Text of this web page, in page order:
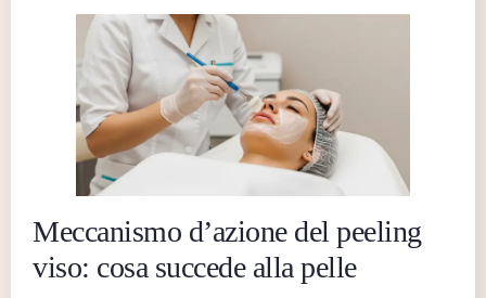
Meccanismo d’azione del peeling
viso: cosa succede alla pelle